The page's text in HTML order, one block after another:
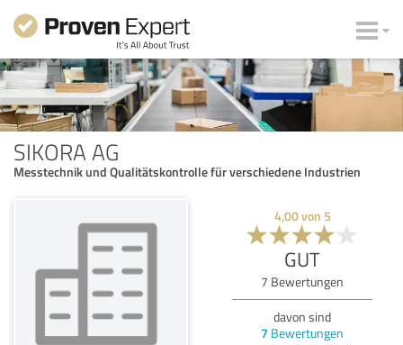
SIKORA AG
Messtechnik und Qualitätskontrolle für verschiedene Industrien
4,00von 5
GUT
7 Bewertungen
davon sind
7 Bewertungen